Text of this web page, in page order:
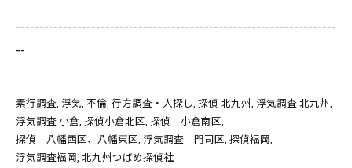
--------------------------------------------------------------------
--
素行調査 浮気 不倫 行方調査・人探し 探偵 北九州
浮気調査 北九州
浮気調査 小倉 探偵小倉北区 探偵 小倉南区
探偵 八幡西区、八幡東区 浮気調査 門司区 探偵福岡
浮気調査福岡 北九州つばめ探偵社